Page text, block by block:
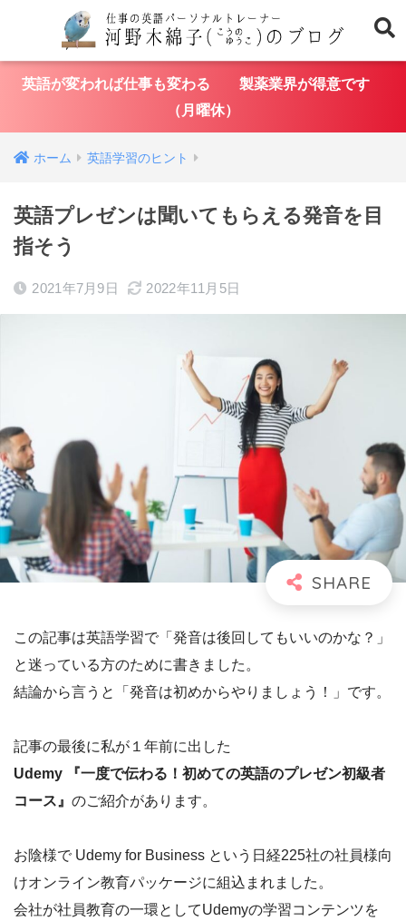
英語が変われば仕事も変わる 製薬業界が得意です
（月曜休）
ホーム 英語学習のヒント
英語プレゼンは聞いてもらえる発音を目
指そう
2021年7月9日 2022年11月5日
この記事は英語学習で「発音は後回してもいいのかな？」
と迷っている方のために書きました。
結論から言うと「発音は初めからやりましょう！」です。
記事の最後に私が１年前に出した
Udemy 『一度で伝わる！初めての英語のプレゼン初級者
コース』 のご紹介があります。
お陰様で Udemy for Business という日経225社の社員様向
けオンライン教育パッケージに組込まれました。
会社が社員教育の一環としてUdemyの学習コンテンツを